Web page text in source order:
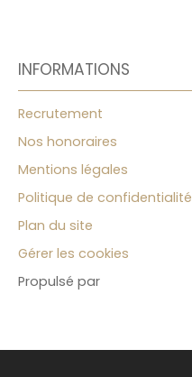
INFORMATIONS
Recrutement
Nos honoraires
Mentions légales
Politique de confidentialité
Plan du site
Gérer les cookies
Propulsé par